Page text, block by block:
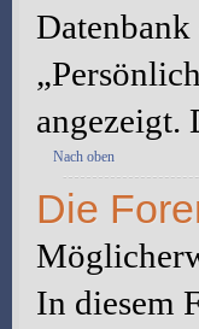
Datenbank
angezeigt.
Nach oben
Die
In diesem